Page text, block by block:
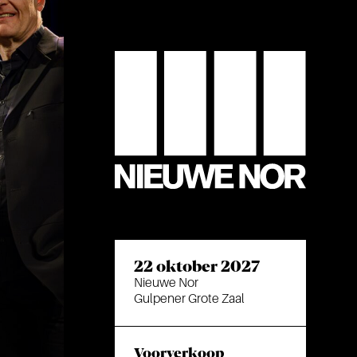
22 oktober 2027
Nieuwe Nor
Gulpener Grote Zaal
Voorverkoop